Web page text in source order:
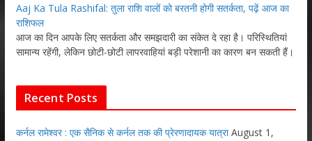
Aaj Ka Tula Rashifal: तुला राशि वालों को बरतनी होगी सतर्कता, पढ़ें आज का
राशिफल
आज का दिन आपके लिए सतर्कता और समझदारी का संकेत दे रहा है। परिस्थितियां
सामान्य रहेंगी, लेकिन छोटी-छोटी लापरवाहियां बड़ी परेशानी का कारण बन सकती हैं।
Recent Posts
कर्नल रामेश्वर : एक सैनिक से कर्नल तक की प्रेरणादायक यात्रा August 1,